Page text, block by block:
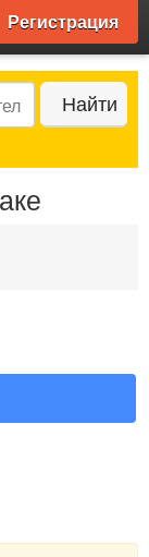
Регистрация
Найти